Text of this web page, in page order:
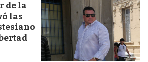
de la
las